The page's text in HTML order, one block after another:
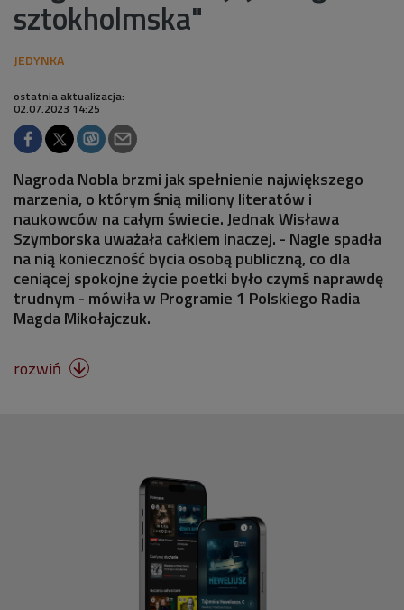
sztokholmska"
ostatnia aktualizacja:
02.07.2023 14:25
Nagroda Nobla brzmi jak spełnienie największego
marzenia, o którym śnią miliony literatów i
naukowców na całym świecie. Jednak Wisława
Szymborska uważała całkiem inaczej. - Nagle spadła
na nią konieczność bycia osobą publiczną, co dla
ceniącej spokojne życie poetki było czymś naprawdę
trudnym - mówiła w Programie 1 Polskiego Radia
Magda Mikołajczuk.
rozwiń 